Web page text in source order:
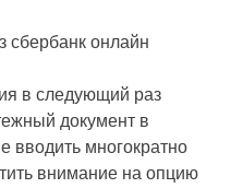
в следующий раз
документ в
вводить многократно
внимание на опцию